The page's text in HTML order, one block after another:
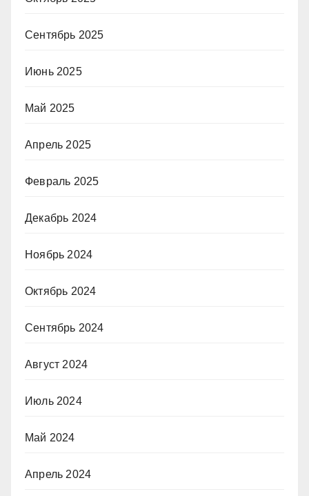
Сентябрь 2025
Июнь 2025
Май 2025
Апрель 2025
Февраль 2025
Декабрь 2024
Ноябрь 2024
Октябрь 2024
Сентябрь 2024
Август 2024
Июль 2024
Май 2024
Апрель 2024